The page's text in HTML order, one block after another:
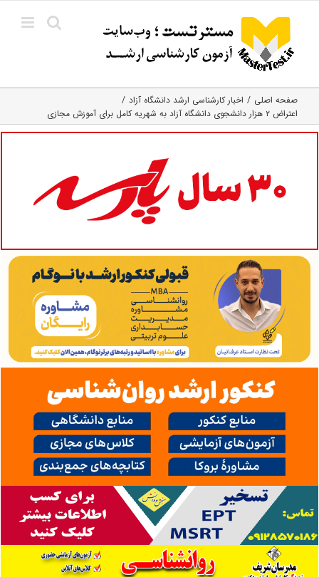
content
صفحه اصلی
اخبار کارشناسی ارشد دانشگاه آزاد
اعتراض ۲ هزار دانشجوی دانشگاه آزاد به شهریه کامل برای آموزش مجازی